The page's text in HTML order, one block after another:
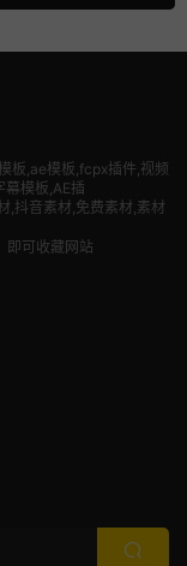
板,ae模板,fcpx插件,视频
幕模板,AE插
,抖音素材,免费素材,素材
即可收藏网站